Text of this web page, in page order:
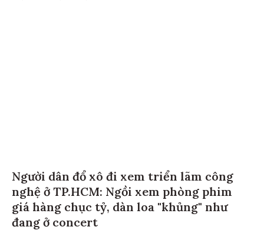
Người dân đổ xô đi xem triển lãm công
nghệ ở TP.HCM: Ngồi xem phòng phim
giá hàng chục tỷ, dàn loa "khủng" như
đang ở concert